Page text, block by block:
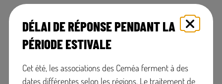
DÉLAI DE RÉPONSE PENDANT LA
PÉRIODE ESTIVALE
Cet été, les associations des Ceméa ferment à des
dates différentes selon les régions. Le traitement de
Organisé par CEMÉA Nord - Pas de